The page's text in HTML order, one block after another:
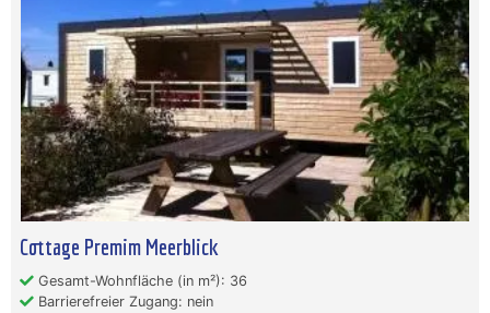
Cottage Premim Meerblick
Gesamt-Wohnfläche (in m²): 36
Barrierefreier Zugang: nein